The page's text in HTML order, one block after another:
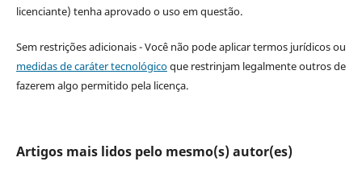
licenciante) tenha aprovado o uso em questão.
Sem restrições adicionais - Você não pode aplicar termos jurídicos ou
medidas de caráter tecnológicoque restrinjam legalmente outros de
fazerem algo permitido pela licença.
Artigos mais lidos pelo mesmo(s) autor(es)